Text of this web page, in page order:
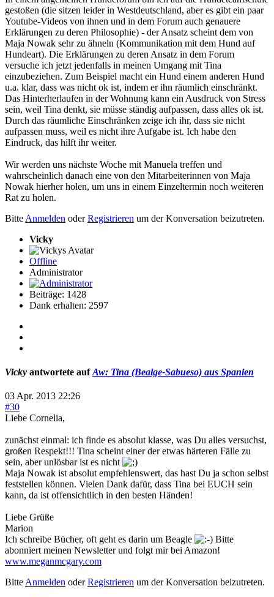
gestoßen (die sitzen leider in Westdeutschland, aber es gibt ein paar
Youtube-Videos von ihnen und in dem Forum auch genauere
Erklärungen zu deren Philosophie) - der Ansatz scheint dem von
Maja Nowak sehr zu ähneln (Kommunikation mit dem Hund auf
Hundeart). Die Erklärungen zu deren Ansatz in dem Forum
versuche ich jetzt jedenfalls in meinen Umgang mit Tina
einzubeziehen. Zum Beispiel macht ein Hund einem anderen Hund
u.a. klar, dass was nicht ok ist, indem er ihn räumlich einschränkt.
Das Hinterherlaufen in der Wohnung kann ein Ausdruck von Stress
sein, weil Tina denkt, sie müsse ständig aufpassen, dass alles ok ist.
Durch das räumliche Einschränken zeige ich ihr, dass sie nicht
aufpassen muss, weil es nicht ihre Aufgabe ist. Ich habe den
Eindruck, das hilft ihr weiter.
Wir werden uns nächste Woche mit Manuela treffen und
wahrscheinlich danach eine von den Mitarbeiterinnen von Maja
Nowak hierher holen, um uns in einem Einzeltermin noch weiteren
Rat zu holen.
Bitte Anmelden oderRegistrieren um der Konversation beizutreten.
Vicky
Offline
Administrator
Beiträge: 1428
Dank erhalten: 2597
Vicky antwortete aufAw: Tina (Bealge-Sabueso) aus Spanien
03 Apr. 2013 22:26
#30
Liebe Cornelia,
zunächst einmal: ich finde es absolut klasse, was Du alles versuchst,
großen Respekt!!! Tina scheint einer der etwas härteren Fälle zu
sein, aber unlösbar ist es nicht
Maja Nowak ist absolut empfehlenswert, das hast Du ja schon selbst
feststellen können. Vielen Dank dafür, dass Tina bei EUCH sein
kann, da ist offensichtlich in den besten Händen!
Liebe Grüße
Marion
Ich schreibe Bücher, oft geht es darin um Beagle
Bitte
abonniert meinen Newsletter und folgt mir bei Amazon!
www.meganmcgary.com
Bitte Anmelden oderRegistrieren um der Konversation beizutreten.